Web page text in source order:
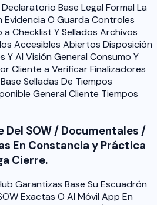
Base Legal Formal La
Evidencia O Guarda Controles
Checklist Y Sellados Archivos
Accesibles Abiertos Disposición
Y Al Visión General Consumo Y
Cliente a Verificar Finalizadores
Selladas De Tiempos
General Cliente Tiempos
Del SOW / Documentales /
En Constancia y Práctica
Cierre.
Garantizas Base Su Escuadrón
Exactas O Al Móvil App En